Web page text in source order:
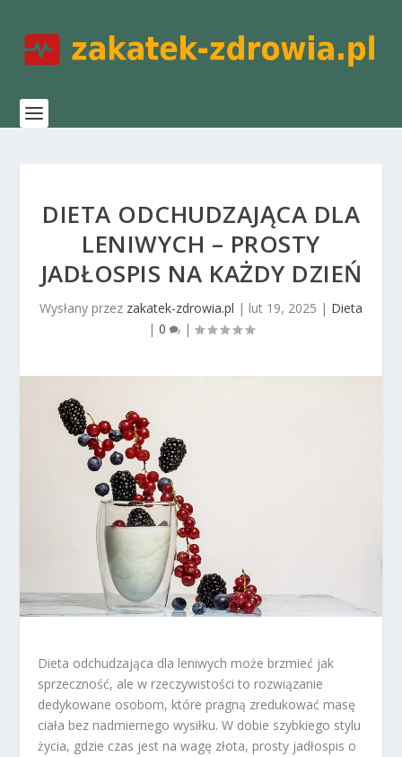
DIETA ODCHUDZAJĄCA DLA
LENIWYCH – PROSTY
JADŁOSPIS NA KAŻDY DZIEŃ
Wysłany przez zakatek-zdrowia.pl | lut 19, 2025 | Dieta
| 0 |
Dieta odchudzająca dla leniwych może brzmieć jak
sprzeczność, ale w rzeczywistości to rozwiązanie
dedykowane osobom, które pragną zredukować masę
ciała bez nadmiernego wysiłku. W dobie szybkiego stylu
życia, gdzie czas jest na wagę złota, prosty jadłospis o